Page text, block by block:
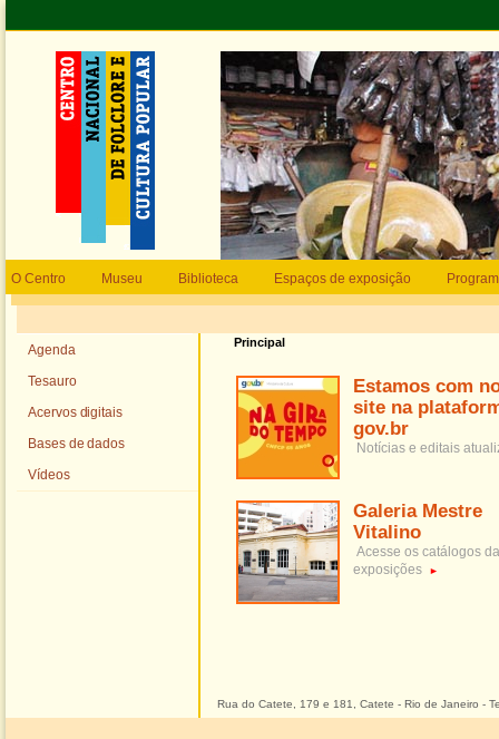
O Centro Museu Biblioteca Espaços de exposição
Agenda
Tesauro
Acervos digitais
Bases de dados
Vídeos
Principal
Estamos com
site na
gov.br
Notícias e editais
Galeria Mestre
Vitalino
Acesse os catálogos
exposições
►
Rua do Catete, 179 e 181, Catete - Rio de Janeiro -